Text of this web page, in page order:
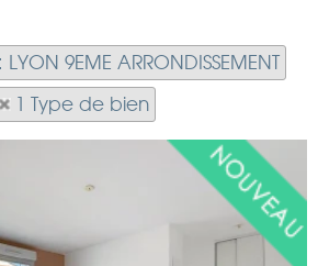
9EME ARRONDISSEMENT
1 Type de bien